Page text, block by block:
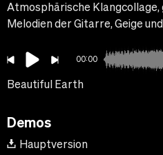
Atmosphärische
Melodien der Gitarre, Geige
00:00
Beautiful Earth
Demos
Hauptversion